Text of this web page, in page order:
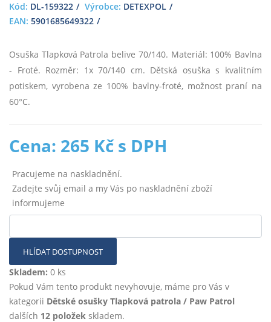
Kód: DL-159322 Výrobce: DETEXPOL
EAN: 5901685649322
Osuška Tlapková Patrola belive 70/140. Materiál: 100% Bavlna
- Froté. Rozměr: 1x 70/140 cm. Dětská osuška s kvalitním
potiskem, vyrobena ze 100% bavlny-froté, možnost praní na
60°C.
Cena: 265 Kč s DPH
Pracujeme na naskladnění.
Zadejte svůj email a my Vás po naskladnění zboží
informujeme
HLÍDAT DOSTUPNOST
Skladem: 0 ks
Pokud Vám tento produkt nevyhovuje, máme pro Vás v
kategorii Dětské osušky Tlapková patrola / Paw Patrol
dalších 12 položek skladem.